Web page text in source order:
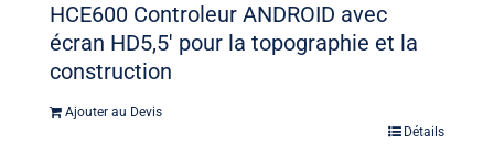
HCE600 Controleur ANDROID avec
écran HD5,5′ pour la topographie et la
construction
Ajouter au Devis
Détails